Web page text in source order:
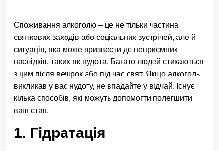
Споживання алкоголю – це не тільки частина
святкових заходів або соціальних зустрічей, але й
ситуація, яка може призвести до неприємних
наслідків, таких як нудота. Багато людей стикаються
з цим після вечірок або під час свят. Якщо алкоголь
викликав у вас нудоту, не впадайте у відчай. Існує
кілька способів, які можуть допомогти полегшити
ваш стан.
1. Гідратація